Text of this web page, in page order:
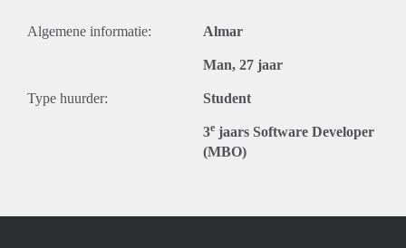
Algemene informatie: Almar
Man, 27 jaar
Type huurder: Student
3e jaars Software Developer
(MBO)